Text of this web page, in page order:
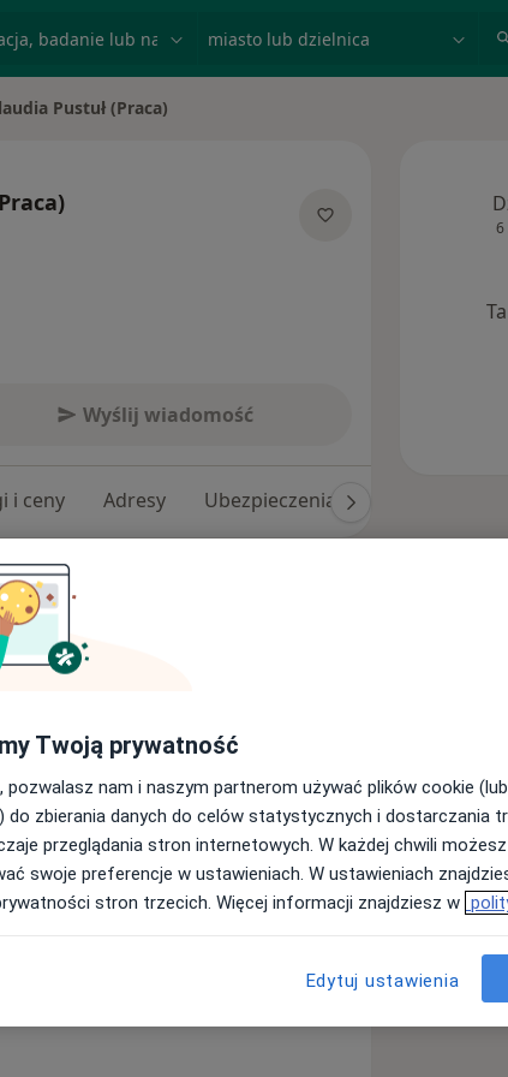
Pustuł (Praca)
Wyślij wiadomość
i ceny Adresy Ubezpieczenia
we Wrocławiu i
Swoje umiejętności i
w kursach, szkoleniach i
Kompleksowej fizjoterapii w
kobiety w ujęciu
stomatologiczni oraz terapia
chcę, by czuł się zrozumiany
moich pacjentów, by zapewnić im
dostosowując metody
6
Twoją prywatność
pozwalasz nam i naszym partnerom używać plików cookie
do zbierania danych do celów statystycznych i dostarczania
przeglądania stron internetowych. W każdej chwili
swoje preferencje w ustawieniach. W ustawieniach
stron trzecich. Więcej informacji znajdziesz w
Edytuj ustawienia